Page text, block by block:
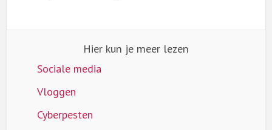
Hier kun je meer lezen
Sociale media
Vloggen
Cyberpesten